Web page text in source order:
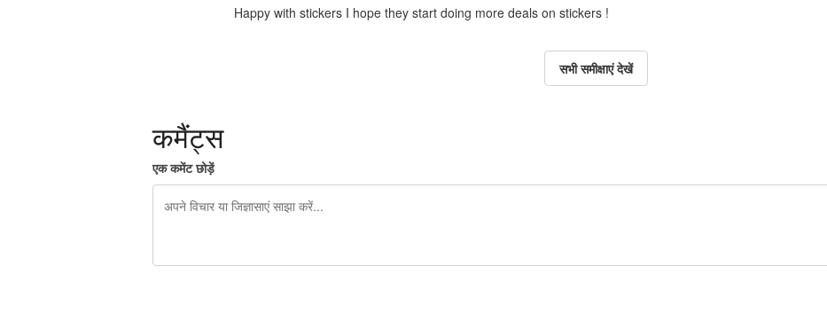
Happy with stickers I hope they start doing more deals on stickers !
सभी समीक्षाएं देखें
कमैंट्स
एक कमेंट छोड़ें